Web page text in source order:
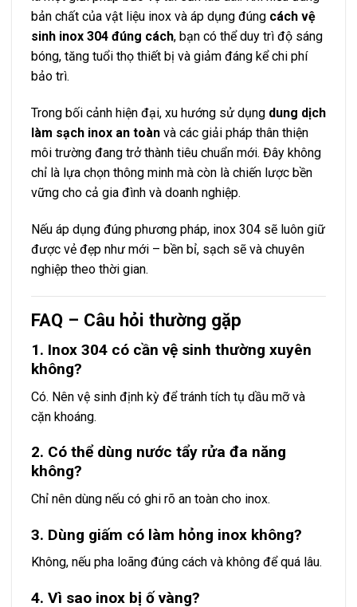
bản chất của vật liệu inox và áp dụng đúng cách vệ
sinh inox 304 đúng cách, bạn có thể duy trì độ sáng
bóng, tăng tuổi thọ thiết bị và giảm đáng kể chi phí
bảo trì.
Trong bối cảnh hiện đại, xu hướng sử dụng dung dịch
làm sạch inox an toàn và các giải pháp thân thiện
môi trường đang trở thành tiêu chuẩn mới. Đây không
chỉ là lựa chọn thông minh mà còn là chiến lược bền
vững cho cả gia đình và doanh nghiệp.
Nếu áp dụng đúng phương pháp, inox 304 sẽ luôn giữ
được vẻ đẹp như mới – bền bỉ, sạch sẽ và chuyên
nghiệp theo thời gian.
FAQ – Câu hỏi thường gặp
1. Inox 304 có cần vệ sinh thường xuyên
không?
Có. Nên vệ sinh định kỳ để tránh tích tụ dầu mỡ và
cặn khoáng.
2. Có thể dùng nước tẩy rửa đa năng
không?
Chỉ nên dùng nếu có ghi rõ an toàn cho inox.
3. Dùng giấm có làm hỏng inox không?
Không, nếu pha loãng đúng cách và không để quá lâu.
4. Vì sao inox bị ố vàng?